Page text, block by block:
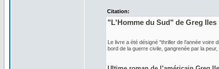
Citation:
"L'Homme du Sud" de Greg
Le livre a été désigné "thriller de l’année voire
bord de la guerre civile, gangrenée par la